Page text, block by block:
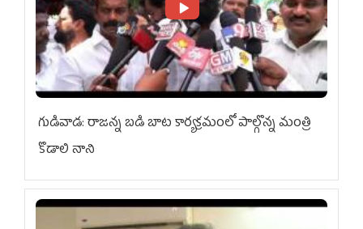
గుడివాడ: రాజన్న బడి బాట కార్యక్రమంలో పాల్గొన్న మంత్రి
కొడాలి నాని